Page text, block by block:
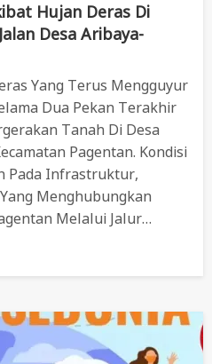
Hujan Deras Di
Desa Aribaya-
Yang Terus Mengguyur
Dua Pekan Terakhir
Tanah Di Desa
Pagentan. Kondisi
Pada Infrastruktur,
Menghubungkan
Melalui Jalur…